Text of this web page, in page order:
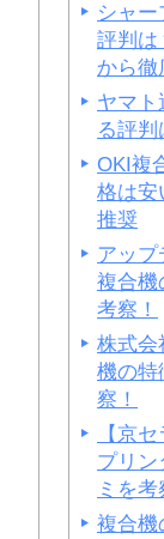
シャ
評判は
から徹
ヤマト
る評判
OKI複
格は安
推奨
アップ
複合機
考察！
株式会
機の特
察！
【京
プリン
ミを考
複合機